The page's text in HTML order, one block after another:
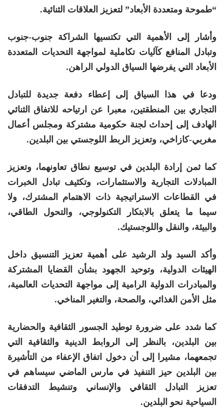
“طموحة ومتعددة الأبعاد” لتعزيز العلاقات الثنائية.
وأشار إلى الأهمية التي تكتسيها الشراكة جنوب-جنوب
وتبادل المنافع كآليات تكاملية لمواجهة التحديات المتعددة
الأبعاد التي يفرضها السياق الدولي الراهن.
ودعا في هذا السياق إلى إعطاء دفعة جديدة للتبادل
التجاري بين المنطقتين، معبرا عن ارتياحه للاتفاق الثنائي
الهادف إلى إحداث لجنة حكومية مشتركة ومجلس أعمال
مغربي-كازاخي، وتعزيز الربط اللوجستي بين البلدين.
كما ثمن إرادة البلدين في توسيع نطاق تعاونهما، وتعزيز
المبادلات التجارية والاستثمارات، وتكثيف تبادل الخبرات
في القطاعات الاستراتيجية ذات الاهتمام المشترك، ولا
سيما ما يتعلق بالابتكار التكنولوجي، والتحول الطاقي،
والبيئة، والنقل واللوجستيك.
وأكد السيد ولد الرشيد على أهمية تعزيز التنسيق داخل
الهيئات الدولية، وتوحيد الجهود بشأن القضايا المشتركة
والمبادرات الدولية الرامية إلى مواجهة التحديات العالمية،
مثل الأمن الغذائي، والصحة، والتغير المناخي.
كما شدد على ضرورة توطيد الجسور الثقافية والحضارية
بين البلدين، بالنظر إلى الروابط الدينية والثقافية التي
تجمعهما، مشيرا إلى أن دخول اتفاق الإعفاء من التأشيرة
بين البلدين حيز التنفيذ في مارس الماضي سيساهم في
تعزيز التبادل الثقافي والإنساني وتنشيط التدفقات
السياحية نحو البلدين.